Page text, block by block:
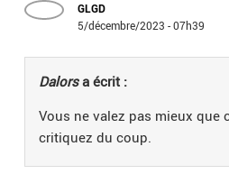
GLGD
5/décembre/2023 - 07h39
Dalorsa écrit :
Vous ne valez pas mieux que
critiquez du coup.